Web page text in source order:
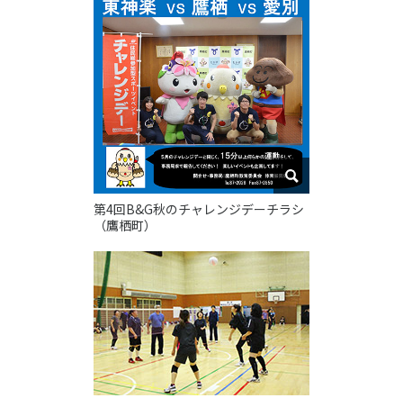
ニュース
お問い合わせ・お申し込み
メールマガジン
「SSFニュース」
会員登録
調査・研究
スポーツライフ・データ
スポーツ白書
子どものスポーツ
障害者スポーツ
スポーツによるまちづくり
スポーツボランティア
スポーツ政策・予算
健康とスポーツ
第4回B&G秋のチャレンジデーチラシ
（鷹栖町）